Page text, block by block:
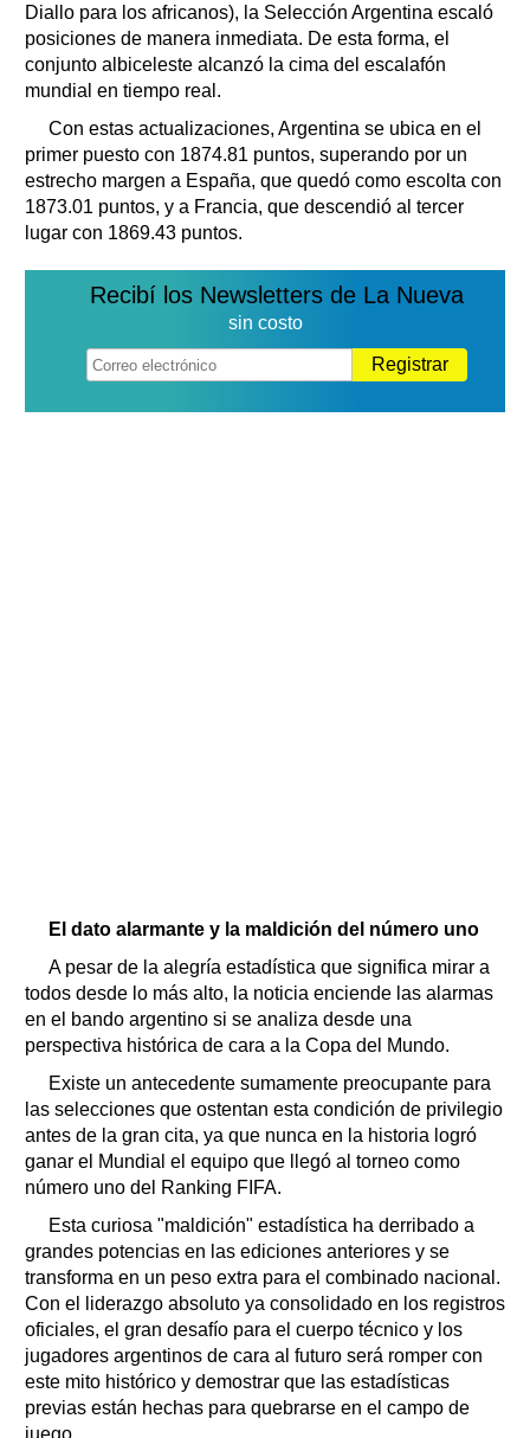
Diallo para los africanos), la Selección Argentina escaló
posiciones de manera inmediata. De esta forma, el
conjunto albiceleste alcanzó la cima del escalafón
mundial en tiempo real.
Con estas actualizaciones, Argentina se ubica en el
primer puesto con 1874.81 puntos, superando por un
estrecho margen a España, que quedó como escolta con
1873.01 puntos, y a Francia, que descendió al tercer
lugar con 1869.43 puntos.
Recibí los Newsletters de La Nueva
sin costo
Registrar
El dato alarmante y la maldición del número uno
A pesar de la alegría estadística que significa mirar a
todos desde lo más alto, la noticia enciende las alarmas
en el bando argentino si se analiza desde una
perspectiva histórica de cara a la Copa del Mundo.
Existe un antecedente sumamente preocupante para
las selecciones que ostentan esta condición de privilegio
antes de la gran cita, ya que nunca en la historia logró
ganar el Mundial el equipo que llegó al torneo como
número uno del Ranking FIFA.
Esta curiosa "maldición" estadística ha derribado a
grandes potencias en las ediciones anteriores y se
transforma en un peso extra para el combinado nacional.
Con el liderazgo absoluto ya consolidado en los registros
oficiales, el gran desafío para el cuerpo técnico y los
jugadores argentinos de cara al futuro será romper con
este mito histórico y demostrar que las estadísticas
previas están hechas para quebrarse en el campo de
juego.